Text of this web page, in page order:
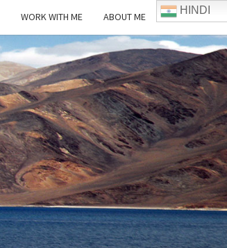
WORK WITH ME ABOUT ME
HINDI